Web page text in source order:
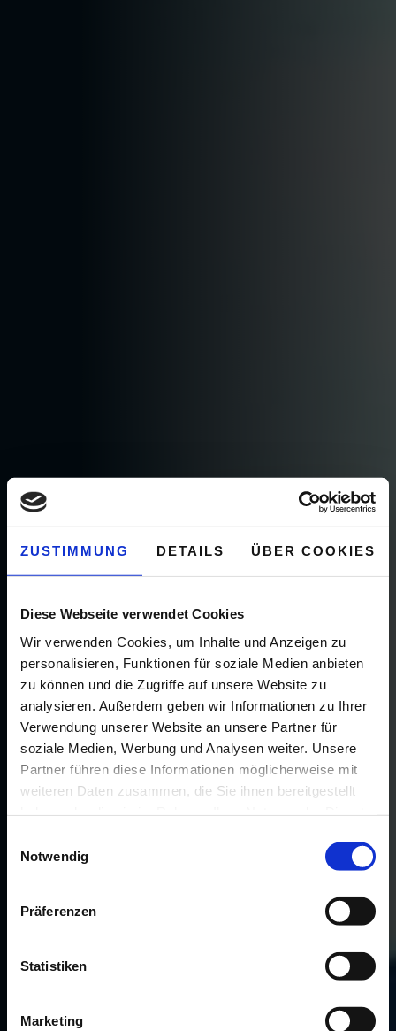
ZUSTIMMUNG DETAILS ÜBER COOKIES
Diese Webseite verwendet Cookies
Wir verwenden Cookies, um Inhalte und Anzeigen zu
personalisieren, Funktionen für soziale Medien anbieten
zu können und die Zugriffe auf unsere Website zu
analysieren. Außerdem geben wir Informationen zu Ihrer
Verwendung unserer Website an unsere Partner für
soziale Medien, Werbung und Analysen weiter. Unsere
Partner führen diese Informationen möglicherweise mit
weiteren Daten zusammen, die Sie ihnen bereitgestellt
Notwendig
Präferenzen
Statistiken
Marketing